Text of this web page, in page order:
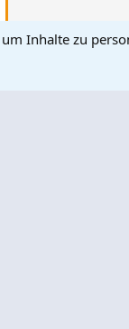
um Inhalte zu